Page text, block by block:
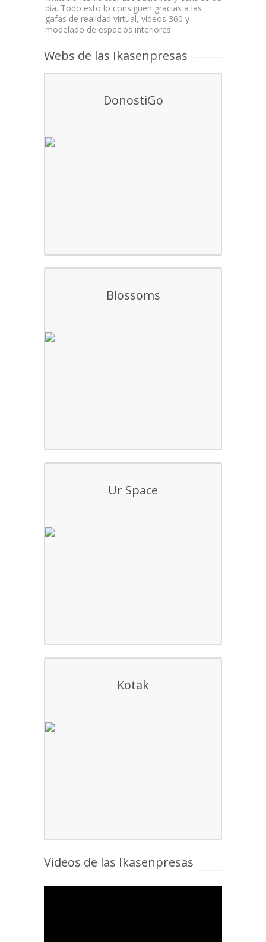
día. Todo esto lo consiguen gracias a las
gafas de realidad virtual, vídeos 360 y
modelado de espacios interiores.
Webs de las Ikasenpresas
DonostiGo
Blossoms
Ur Space
Kotak
Videos de las Ikasenpresas